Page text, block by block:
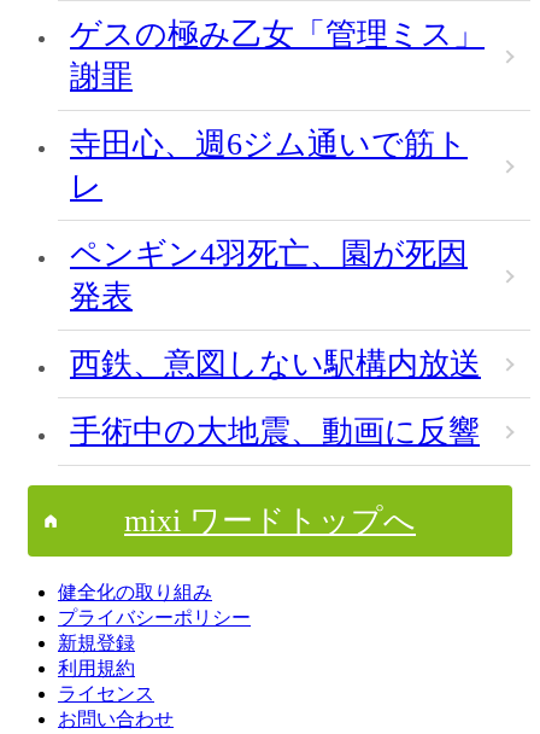
ゲスの極み乙女「管理ミス」
謝罪
寺田心、週6ジム通いで筋ト
レ
ペンギン4羽死亡、園が死因
発表
西鉄、意図しない駅構内放送
手術中の大地震、動画に反響
mixi ワードトップへ
健全化の取り組み
プライバシーポリシー
新規登録
利用規約
ライセンス
お問い合わせ